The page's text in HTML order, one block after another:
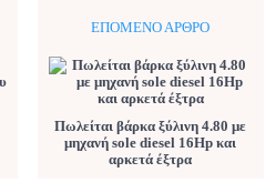
ΕΠΌΜΕΝΟ ΆΡΘΡΟ
Πωλείται βάρκα ξύλινη 4.80 με
μηχανή sole diesel 16Hp και
αρκετά έξτρα